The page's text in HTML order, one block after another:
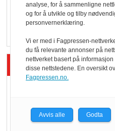
Q
Rema
Siste artikler -
analyse, for å sammenligne
og for å utvikle og tilby
personvernerklæring.
Vi er med i Fagpressen-
du få relevante annonser på
nettverket basert på
disse nettstedene. En oversikt
Fagpressen.no.
Avvis alle Godta